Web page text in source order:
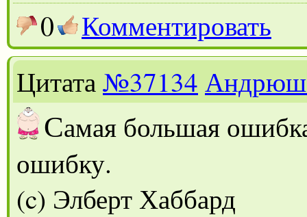
0
Комментировать
Цитата№37134
Самая большая
ошибку.
(c) Элберт Хаббард